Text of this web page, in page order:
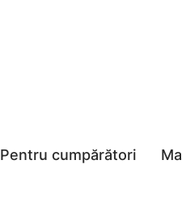
Pentru cumpărători